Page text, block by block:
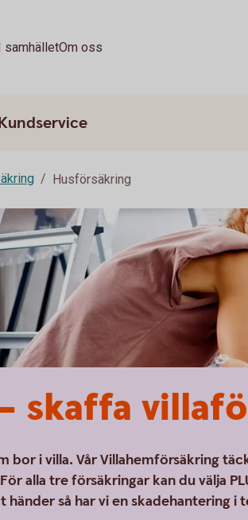
samhälletOm oss
Husförsäkring
skaffa
bor i villa. Vår Villahemförsäkring
alla tre försäkringar kan du välja
så har vi en skadehantering i